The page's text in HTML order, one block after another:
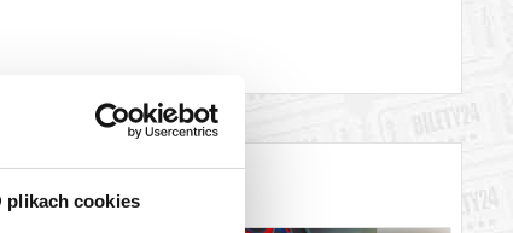
plikach cookies